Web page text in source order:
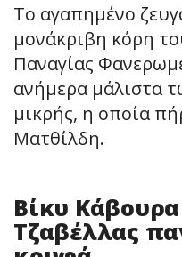
Το αγαπημένο
μονάκριβη κόρη
Παναγίας
ανήμερα μάλιστα
μικρής, η οποία
Ματθίλδη.
Bίκυ
Τζαβέλλας